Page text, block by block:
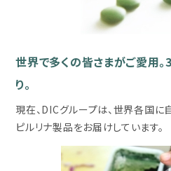
世界で多くの皆さまがご愛用
り。
現在、DICグループは、世界各国
ピルリナ製品をお届けしています。